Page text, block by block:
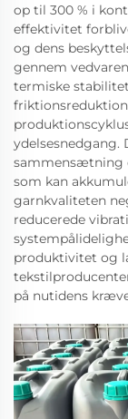
op til 300 % i
effektivitet
og dens
gennem
termiske
ydelsesnedgang.
sammensætning
som kan
garnkvaliteten
reducerede
produktivitet og
på nutidens